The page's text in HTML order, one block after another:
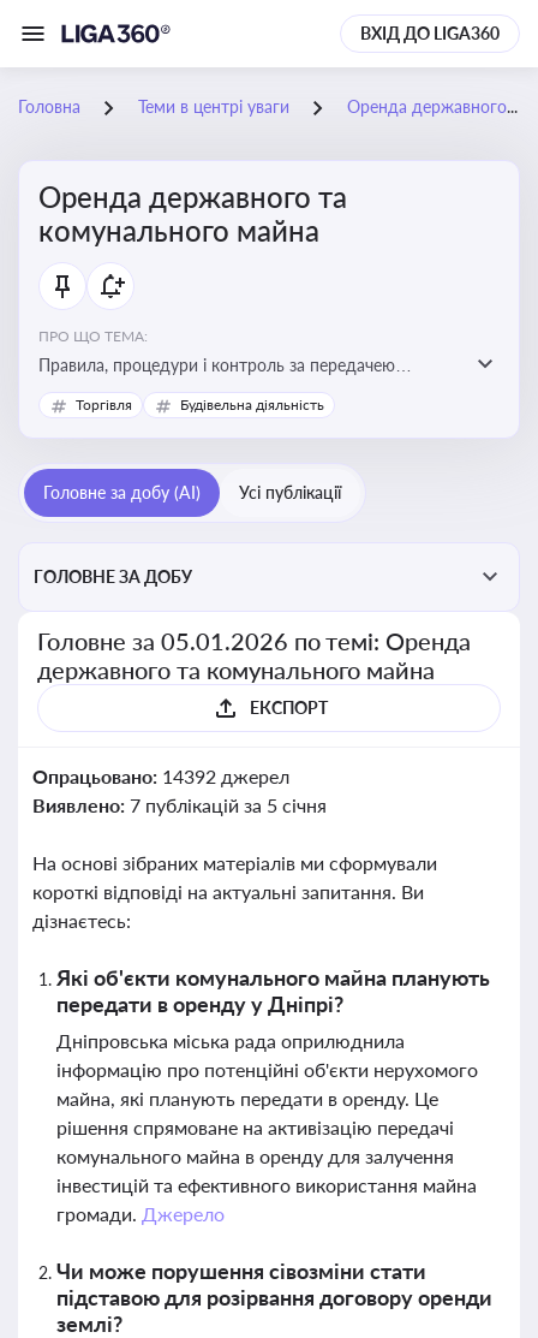
ВХІД ДО LIGA360
Головна Теми в центрі уваги Оренда державного та комунального майна
Оренда державного та
комунального майна
ПРО ЩО ТЕМА:
Правила, процедури і контроль за передачею
державного та комунального майна в оренду. Кейси
використання публічного майна
Торгівля Будівельна діяльність
Головне за добу (AI) Усі публікації
ГОЛОВНЕ ЗА ДОБУ
Головне за 05.01.2026 по темі: Оренда
державного та комунального майна
ЕКСПОРТ
Опрацьовано: 14392 джерел
Виявлено: 7 публікацій за 5 січня
На основі зібраних матеріалів ми сформували
короткі відповіді на актуальні запитання. Ви
дізнаєтесь:
Які об'єкти комунального майна планують
передати в оренду у Дніпрі?
Дніпровська міська рада оприлюднила
інформацію про потенційні об'єкти нерухомого
майна, які планують передати в оренду. Це
рішення спрямоване на активізацію передачі
комунального майна в оренду для залучення
інвестицій та ефективного використання майна
громади. Джерело
Чи може порушення сівозміни стати
підставою для розірвання договору оренди
землі?